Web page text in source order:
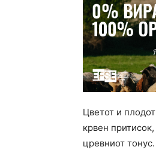
Цветот и
крвен
цревниот тонус.